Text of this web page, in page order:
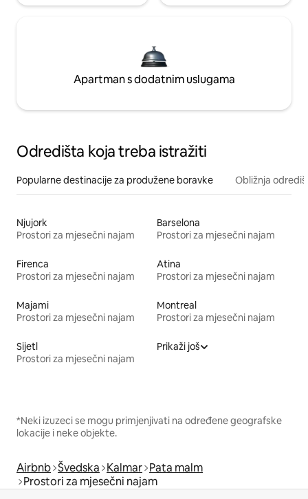
Apartman s dodatnim uslugama
Odredišta koja treba istražiti
Popularne destinacije za produžene boravke Obližnja
Njujork
Prostori za mjesečni najam
Barselona
Prostori za mjesečni najam
Firenca
Prostori za mjesečni najam
Atina
Prostori za mjesečni najam
Majami
Prostori za mjesečni najam
Montreal
Prostori za mjesečni najam
Sijetl
Prostori za mjesečni najam
Prikaži još
*Neki izuzeci se mogu primjenjivati na određene geografske
lokacije i neke objekte.
Airbnb Švedska Kalmar Pata malm
Prostori za mjesečni najam